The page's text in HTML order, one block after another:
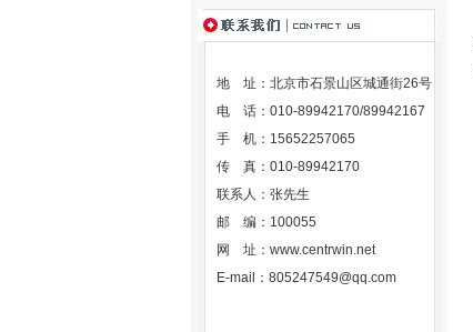
地 址：北京市石景山区城通街26号
电 话：010-89942170/89942167
手 机：15652257065
传 真：010-89942170
联系人：张先生
邮 编：100055
网 址： www.centrwin.net
E-mail： 805247549@qq.com